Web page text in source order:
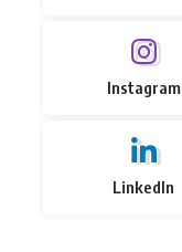
Instagram
LinkedIn